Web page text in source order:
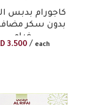
كاجورام بدبس
غرام
3.500 / each